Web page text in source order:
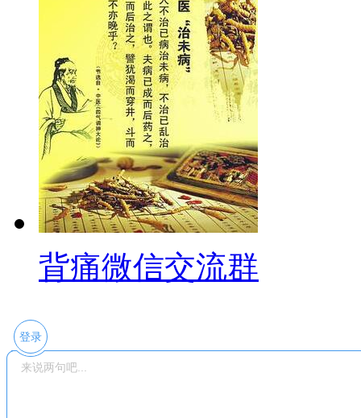
背痛微信交流群
登录